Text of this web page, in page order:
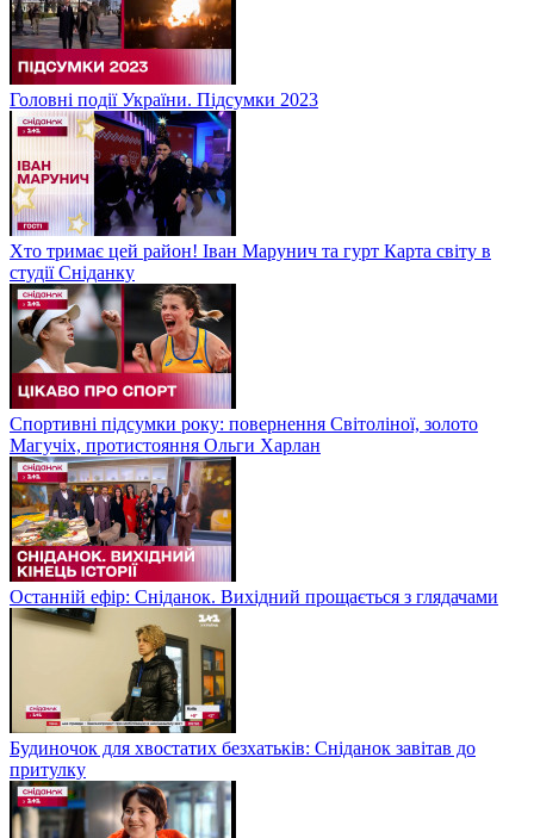
Головні події України. Підсумки 2023
Хто тримає цей район! Іван Марунич та гурт Карта світу в
студії Сніданку
Спортивні підсумки року: повернення Світоліної, золото
Магучіх, протистояння Ольги Харлан
Останній ефір: Сніданок. Вихідний прощається з глядачами
Будиночок для хвостатих безхатьків: Сніданок завітав до
притулку